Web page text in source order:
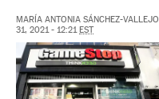
MARÍA ANTONIA SÁNCHEZ-VALLEJO
31, 2021 - 12:21EST